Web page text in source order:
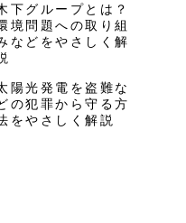
下グループとは？
境問題への取り組
などをやさしく解
陽光発電を盗難な
の犯罪から守る方
をやさしく解説